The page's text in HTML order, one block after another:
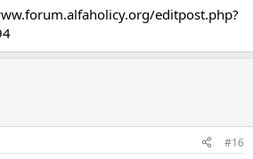
editpost.php?
#16